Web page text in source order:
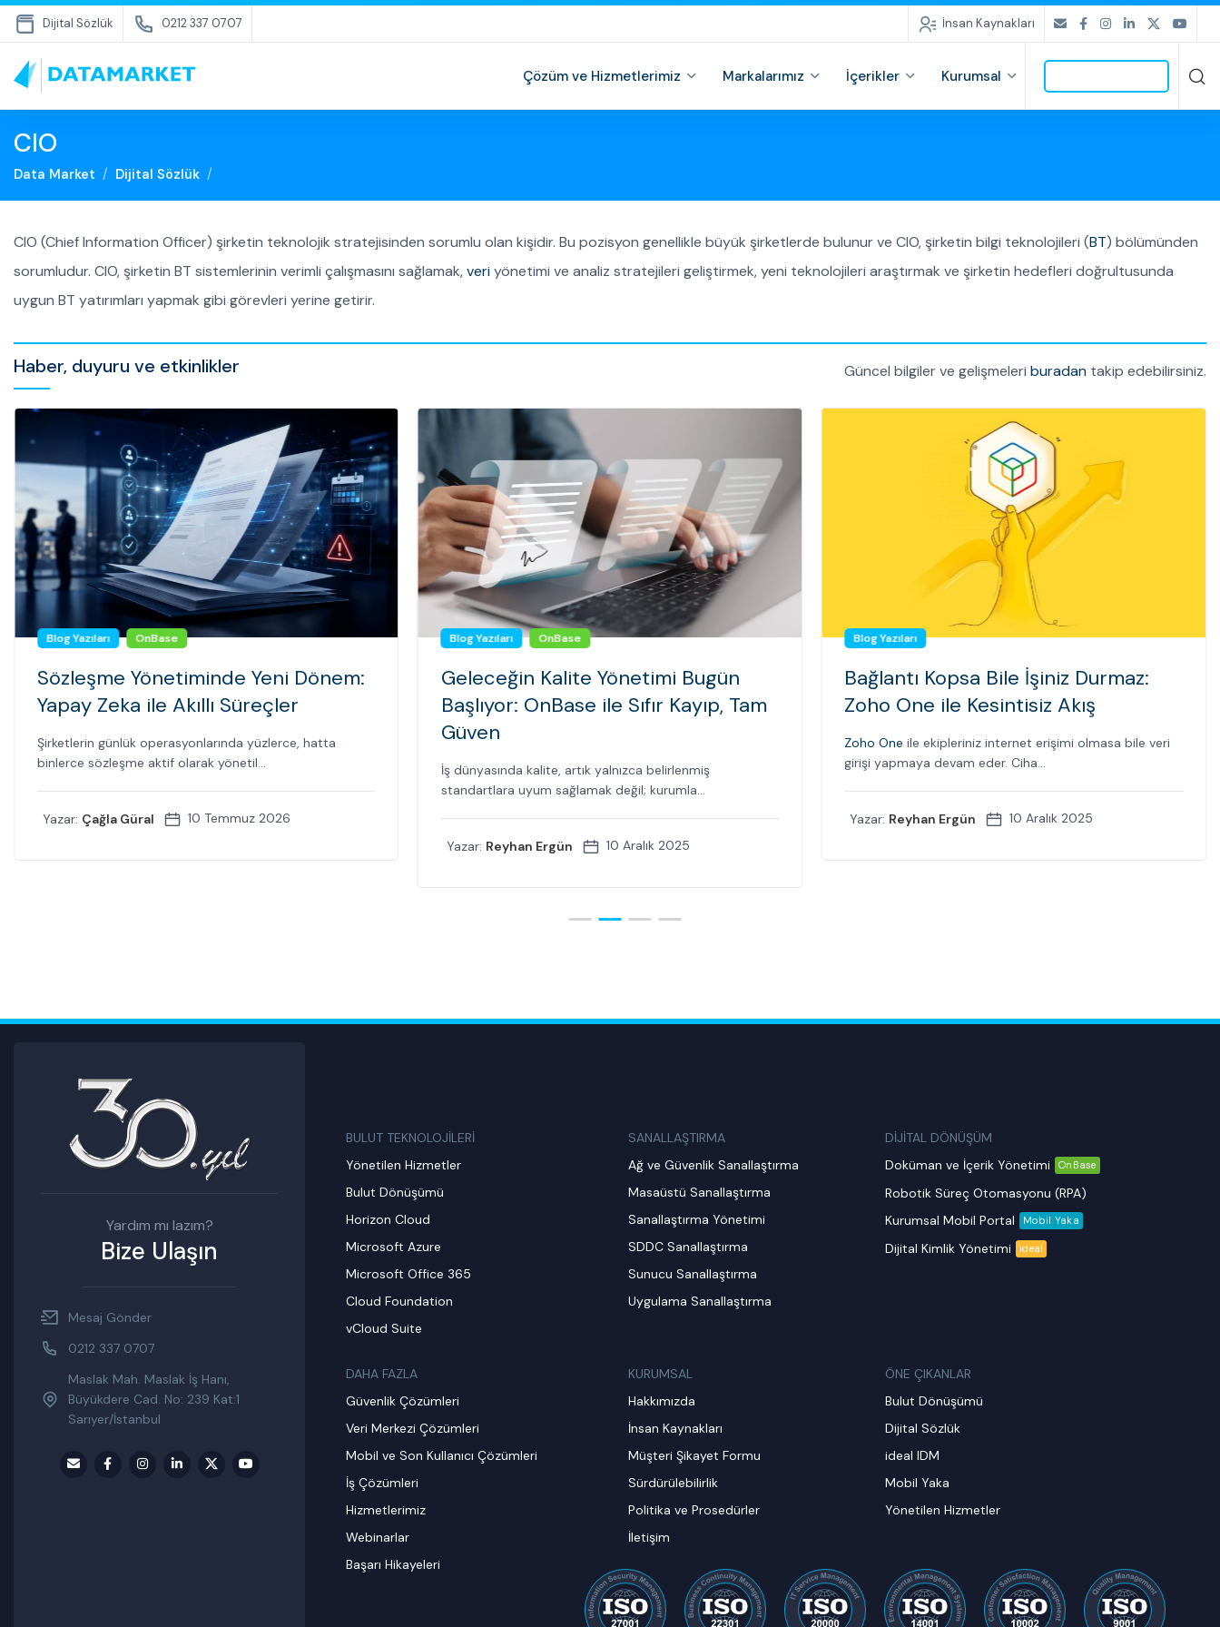
Dijital Sözlük 0212 337 0707 İnsan Kaynakları
Çözüm ve Hizmetlerimiz Markalarımız İçerikler Kurumsal
CIO
Data Market Dijital Sözlük
CIO (Chief Information Officer) şirketin teknolojik stratejisinden sorumlu olan kişidir. Bu pozisyon genellikle büyük şirketlerde bulunur ve CIO, şirketin bilgi teknolojileri (BT) bölümünden
sorumludur. CIO, şirketin BT sistemlerinin verimli çalışmasını sağlamak,veriyönetimi ve analiz stratejileri geliştirmek, yeni teknolojileri araştırmak ve şirketin hedefleri doğrultusunda
uygun BT yatırımları yapmak gibi görevleri yerine getirir.
Haber, duyuru ve etkinlikler Güncel bilgiler ve gelişmeleri buradan takip edebilirsiniz.
Blog Yazıları OnBase
Sözleşme Yönetiminde Yeni Dönem:
Yapay Zeka ile Akıllı Süreçler
Şirketlerin günlük operasyonlarında yüzlerce, hatta
binlerce sözleşme aktif olarak yönetil...
Yazar: Çağla Güral 10 Temmuz 2026
Blog Yazıları OnBase
Geleceğin Kalite Yönetimi Bugün
Başlıyor: OnBase ile Sıfır Kayıp, Tam
Güven
İş dünyasında kalite, artık yalnızca belirlenmiş
standartlara uyum sağlamak değil; kurumla...
Yazar: Reyhan Ergün 10 Aralık 2025
Blog Yazıları
Bağlantı Kopsa Bile İşiniz Durmaz:
Zoho One ile Kesintisiz Akış
Zoho One ile ekipleriniz internet erişimi olmasa bile veri
girişi yapmaya devam eder. Ciha...
Yazar: Reyhan Ergün 10 Aralık 2025
Yardım mı lazım?
Bize Ulaşın
Mesaj Gönder
0212 337 0707
Maslak Mah. Maslak İş Hanı,
Büyükdere Cad. No: 239 Kat:1
Sarıyer/İstanbul
BULUT TEKNOLOJİLERİ
Yönetilen Hizmetler
Bulut Dönüşümü
Horizon Cloud
Microsoft Azure
Microsoft Office 365
Cloud Foundation
vCloud Suite
SANALLAŞTIRMA
Ağ ve Güvenlik Sanallaştırma
Masaüstü Sanallaştırma
Sanallaştırma Yönetimi
SDDC Sanallaştırma
Sunucu Sanallaştırma
Uygulama Sanallaştırma
DİJİTAL DÖNÜŞÜM
Doküman ve İçerik Yönetimi
OnBase
Robotik Süreç Otomasyonu (RPA)
Kurumsal Mobil Portal
Mobil Yaka
Dijital Kimlik Yönetimi ideal
DAHA FAZLA
Güvenlik Çözümleri
Veri Merkezi Çözümleri
Mobil ve Son Kullanıcı Çözümleri
İş Çözümleri
Hizmetlerimiz
Webinarlar
Başarı Hikayeleri
KURUMSAL
Hakkımızda
İnsan Kaynakları
Müşteri Şikayet Formu
Sürdürülebilirlik
Politika ve Prosedürler
İletişim
ÖNE ÇIKANLAR
Bulut Dönüşümü
Dijital Sözlük
ideal IDM
Mobil Yaka
Yönetilen Hizmetler